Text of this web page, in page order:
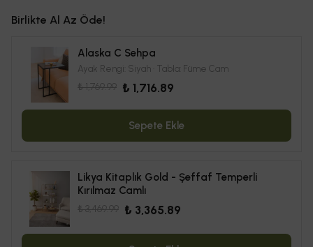
Birlikte Al Az Öde!
Alaska C Sehpa
Ayak Rengi: Siyah · Tabla: Füme Cam
₺ 1,769.99 ₺ 1,716.89
Sepete Ekle
Likya Kitaplık Gold - Şeffaf Temperli
Kırılmaz Camlı
₺ 3,469.99 ₺ 3,365.89